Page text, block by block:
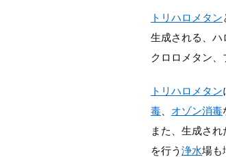
トリハロメタン
生成される、ハ
クロロメタン、
トリハロメタン
毒
オゾン消毒
また、生成され
を行う 浄水場も